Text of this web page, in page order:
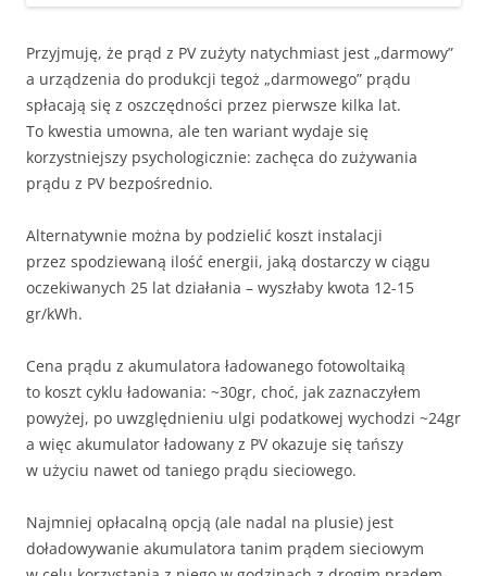
Przyjmuję, że prąd z PV zużyty natychmiast jest „darmowy”
a urządzenia do produkcji tegoż „darmowego” prądu
spłacają się z oszczędności przez pierwsze kilka lat.
To kwestia umowna, ale ten wariant wydaje się
korzystniejszy psychologicznie: zachęca do zużywania
prądu z PV bezpośrednio.
Alternatywnie można by podzielić koszt instalacji
przez spodziewaną ilość energii, jaką dostarczy w ciągu
oczekiwanych 25 lat działania – wyszłaby kwota 12-15
gr/kWh.
Cena prądu z akumulatora ładowanego fotowoltaiką
to koszt cyklu ładowania: ~30gr, choć, jak zaznaczyłem
powyżej, po uwzględnieniu ulgi podatkowej wychodzi ~24gr
a więc akumulator ładowany z PV okazuje się tańszy
w użyciu nawet od taniego prądu sieciowego.
Najmniej opłacalną opcją (ale nadal na plusie) jest
doładowywanie akumulatora tanim prądem sieciowym